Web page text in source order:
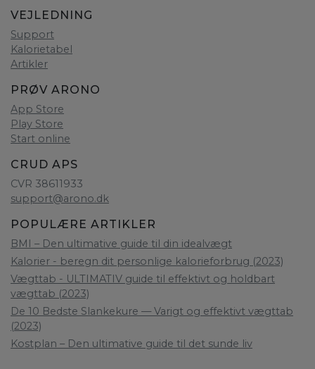
VEJLEDNING
Support
Kalorietabel
Artikler
PRØV ARONO
App Store
Play Store
Start online
CRUD APS
CVR 38611933
support@arono.dk
POPULÆRE ARTIKLER
BMI – Den ultimative guide til din idealvægt
Kalorier - beregn dit personlige kalorieforbrug (2023)
Vægttab - ULTIMATIV guide til effektivt og holdbart
vægttab (2023)
De 10 Bedste Slankekure — Varigt og effektivt vægttab
(2023)
Kostplan – Den ultimative guide til det sunde liv